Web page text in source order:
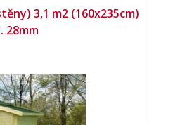
3,1 m2 (160x235cm)
28mm